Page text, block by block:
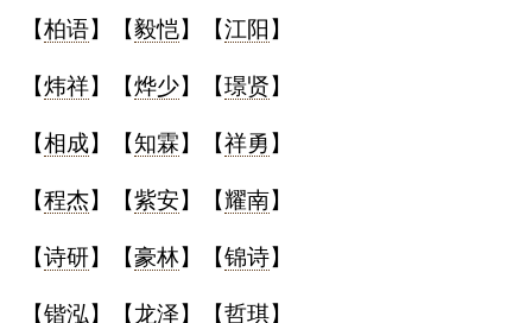
【柏语】【毅恺】【江阳 】
【炜祥】【烨少】【璟贤】
【相成】【知霖】【祥勇 】
【程杰】【紫安】【耀南】
【诗研】【豪林】【锦诗】
【锴泓】【龙泽】【哲琪】